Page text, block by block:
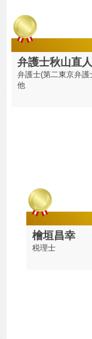
弁護士秋山直人
弁護士(第二東京弁
他
檜垣昌幸
税理士